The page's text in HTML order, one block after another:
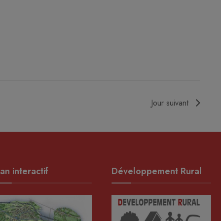
Jour suivant
interactif Développement Rural